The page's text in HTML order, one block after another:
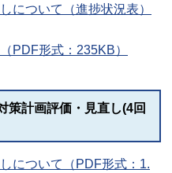
ついて（進捗状況表）
PDF形式：235KB）
計画評価・見直し(4回
について（PDF形式：1.